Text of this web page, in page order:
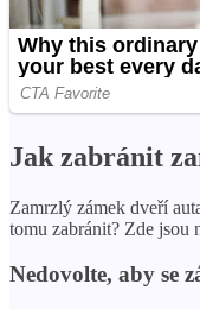
Jak zabránit
Zamrzlý zámek dveří
tomu zabránit? Zde jsou
Nedovolte, aby se